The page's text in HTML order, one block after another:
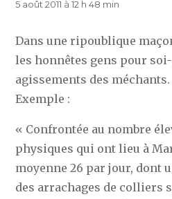
5 août 2011 à 12 h 48 min
Dans une ripoublique
les honnêtes gens pour
agissements des méchants.
Exemple :
« Confrontée au nombre
physiques qui ont lieu à
moyenne 26 par jour, dont
des arrachages de colliers